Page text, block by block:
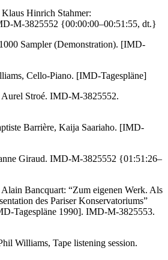
Hinrich Stahmer:
M-3825552 {00:00:00–00:51:55, dt.}
Sampler (Demonstration). [IMD-
Cello-Piano. [IMD-Tagespläne]
Stroé. IMD-M-3825552.
Barrière, Kaija Saariaho. [IMD-
Giraud. IMD-M-3825552 {01:51:26–
Bancquart: “Zum eigenen Werk. Als
des Pariser Konservatoriums”
Tagespläne 1990]. IMD-M-3825553.
Williams, Tape listening session.